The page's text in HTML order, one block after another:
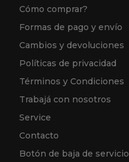
Cómo comprar?
Formas de pago y envío
Cambios y devoluciones
Políticas de privacidad
Términos y Condiciones
Trabajá con nosotros
Service
Contacto
Botón de baja de servicio